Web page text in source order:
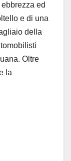
ed
e di una
della
Oltre
la